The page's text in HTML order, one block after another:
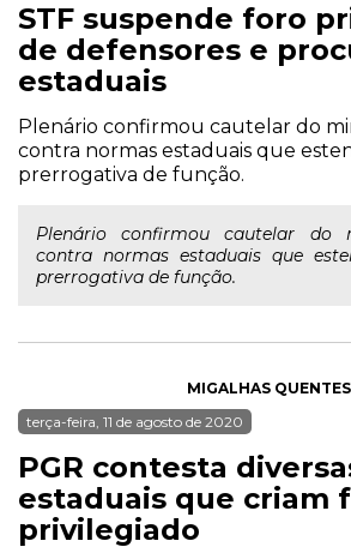
STF suspende foro
de defensores e
estaduais
Plenário confirmou cautelar do
contra normas estaduais que
prerrogativa de função.
Plenário confirmou cautelar do
contra normas estaduais que
prerrogativa de função.
MIGALHAS QUENTES
terça-feira, 11 de agosto de 2020
PGR contesta
estaduais que criam
privilegiado